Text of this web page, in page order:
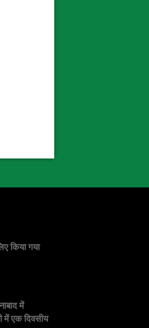
किया गया
में
में एक दिवसीय